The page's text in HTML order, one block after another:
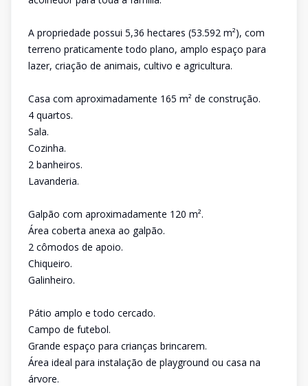
A propriedade possui 5,36 hectares (53.592 m²), com
terreno praticamente todo plano, amplo espaço para
lazer, criação de animais, cultivo e agricultura.
Casa com aproximadamente 165 m² de construção.
4 quartos.
Sala.
Cozinha.
2 banheiros.
Lavanderia.
Galpão com aproximadamente 120 m².
Área coberta anexa ao galpão.
2 cômodos de apoio.
Chiqueiro.
Galinheiro.
Pátio amplo e todo cercado.
Campo de futebol.
Grande espaço para crianças brincarem.
Área ideal para instalação de playground ou casa na
árvore.